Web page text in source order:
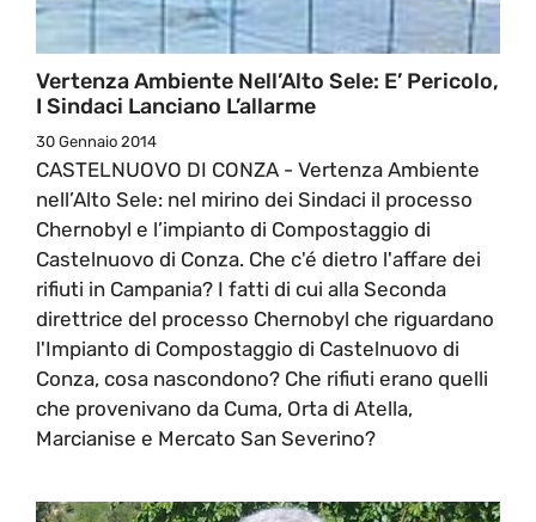
Vertenza Ambiente Nell’Alto Sele: E’ Pericolo,
I Sindaci Lanciano L’allarme
30 Gennaio 2014
CASTELNUOVO DI CONZA - Vertenza Ambiente
nell’Alto Sele: nel mirino dei Sindaci il processo
Chernobyl e l’impianto di Compostaggio di
Castelnuovo di Conza. Che c'é dietro l'affare dei
rifiuti in Campania? I fatti di cui alla Seconda
direttrice del processo Chernobyl che riguardano
l'Impianto di Compostaggio di Castelnuovo di
Conza, cosa nascondono? Che rifiuti erano quelli
che provenivano da Cuma, Orta di Atella,
Marcianise e Mercato San Severino?